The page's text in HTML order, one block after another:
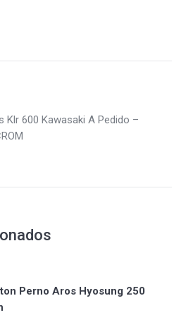
Klr 600 Kawasaki A Pedido –
Perno Aros Hyosung 250